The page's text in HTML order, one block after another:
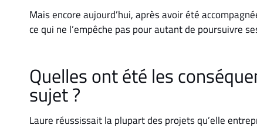
Mais encore aujourd’hui, après avoir été
ce qui ne l’empêche pas pour autant de poursuivre
Quelles ont été les
sujet ?
Laure réussissait la plupart des projets qu’elle